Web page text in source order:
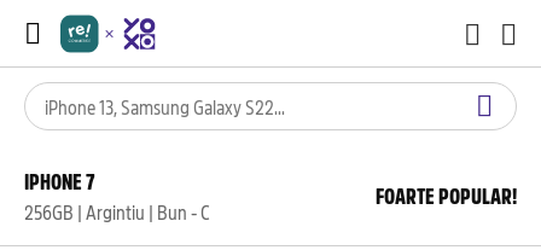
IPHONE 7
256GB | Argintiu | Bun - C
FOARTE POPULAR!